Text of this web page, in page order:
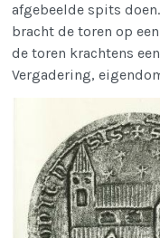
afgebeelde spits
bracht de toren op
de toren krachtens
Vergadering,